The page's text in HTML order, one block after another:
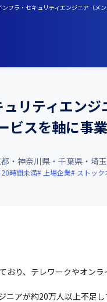
フラ・セキュリティエンジニア（
リティエン
ビスを軸に事
・神奈川県・千葉県・埼
時間未満 上場企業 ストッ
おり、テレワークやオン
ニアが約20万人以上不足